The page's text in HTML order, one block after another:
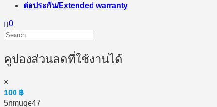
ต่อประกัน/Extended warranty
0
คูปองส่วนลดที่ใช้งานได้
×
100 ฿
5nmuqe47